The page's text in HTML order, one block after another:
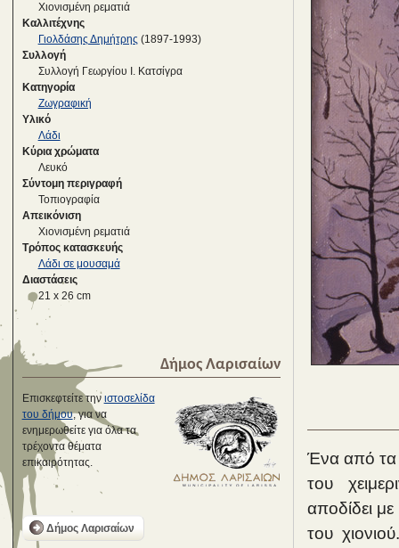
Χιονισμένη ρεματιά
Καλλιτέχνης
Γιολδάσης Δημήτρης (1897-1993)
Συλλογή
Συλλογή Γεωργίου Ι. Κατσίγρα
Κατηγορία
Ζωγραφική
Υλικό
Λάδι
Κύρια χρώματα
Λευκό
Σύντομη περιγραφή
Τοπιογραφία
Απεικόνιση
Χιονισμένη ρεματιά
Τρόπος κατασκευής
Λάδι σε μουσαμά
Διαστάσεις
21 x 26 cm
Δήμος Λαρισαίων
Επισκεφτείτε την ιστοσελίδα
του δήμου, για να
ενημερωθείτε για όλα τα
τρέχοντα θέματα
επικαιρότητας.
Δήμος Λαρισαίων
Ένα από τα
του
αποδίδει
του